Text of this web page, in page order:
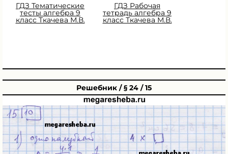
ГДЗ Тематические
тесты алгебра 9
класс Ткачева М.В.
ГДЗ Рабочая
тетрадь алгебра 9
класс Ткачева М.В.
Решебник / § 24 / 15